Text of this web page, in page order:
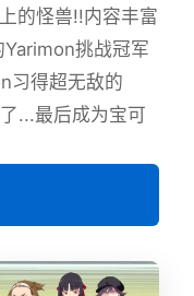
的怪兽!!内容丰富
挑战冠军
习得超无敌的
...最后成为宝可